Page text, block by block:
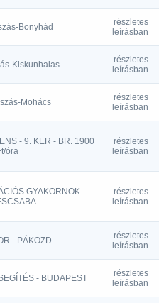
Bonyhád
részletes
leírásban
Kiskunhalas
részletes
leírásban
Mohács
részletes
leírásban
- 9. KER - BR. 1900
óra
részletes
leírásban
GYAKORNOK -
részletes
leírásban
- PÁKOZD
részletes
leírásban
- BUDAPEST
részletes
leírásban